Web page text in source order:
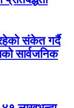
संकेत गर्दै
सार्वजनिक